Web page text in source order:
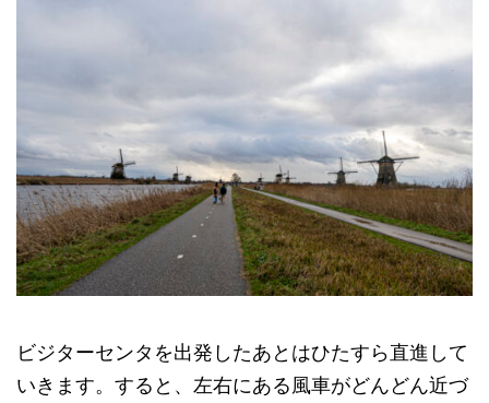
ビジターセンタを出発したあとはひたすら直進して
いきます。すると、左右にある風車がどんどん近づ